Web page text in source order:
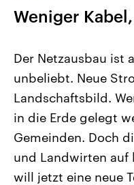
USA
Aktuelle Beiträge,
Hintergründe
Wirtschaftlich und
gehören die Vereinigten
mit großem Einfluss auf
Weniger
Der Netzausbau ist
unbeliebt. Neue
Landschaftsbild.
in die Erde gelegt
Gemeinden. Doch
und Landwirten auf
will jetzt eine neue